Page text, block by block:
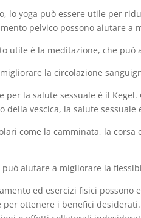
lo yoga può essere utile per
pelvico possono aiutare a
utile è la meditazione, che può
la circolazione
la salute sessuale è il
vescica, la salute sessuale
come la camminata, la
aiutare a migliorare la
ed esercizi fisici
per ottenere i benefici